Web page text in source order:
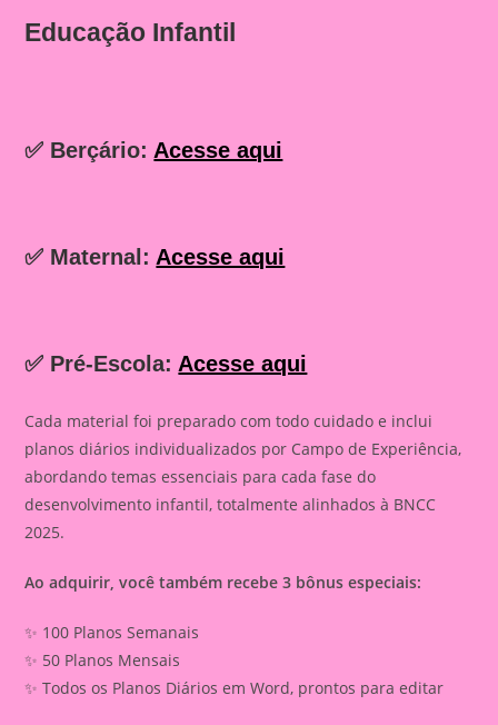
Educação Infantil
✅ Berçário: Acesse aqui
✅ Maternal: Acesse aqui
✅ Pré-Escola: Acesse aqui
Cada material foi preparado com todo cuidado e inclui
planos diários individualizados por Campo de Experiência,
abordando temas essenciais para cada fase do
desenvolvimento infantil, totalmente alinhados à BNCC
2025.
Ao adquirir, você também recebe 3 bônus especiais:
✨ 100 Planos Semanais
✨ 50 Planos Mensais
✨ Todos os Planos Diários em Word, prontos para editar